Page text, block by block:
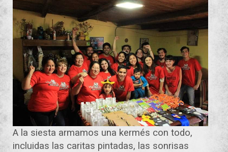
A la siesta armamos una kermés con todo,
incluidas las caritas pintadas, las sonrisas